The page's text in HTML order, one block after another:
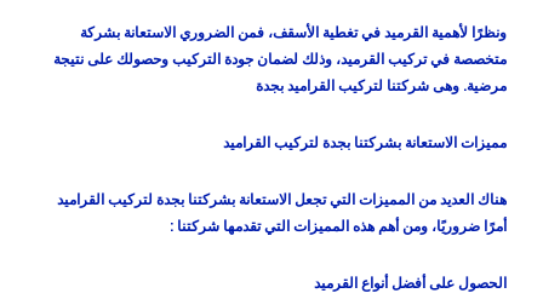
ونظرًا لأهمية القرميد في تغطية الأسقف، فمن الضروري الاستعانة بشركة
متخصصة في تركيب القرميد، وذلك لضمان جودة التركيب وحصولك على نتيجة
مرضية. وهى شركتنا لتركيب القراميد بجدة
مميزات الاستعانة بشركتنا بجدة لتركيب القراميد
هناك العديد من المميزات التي تجعل الاستعانة بشركتنا بجدة لتركيب القراميد
أمرًا ضروريًا، ومن أهم هذه المميزات التي تقدمها شركتنا :
الحصول على أفضل أنواع القرميد